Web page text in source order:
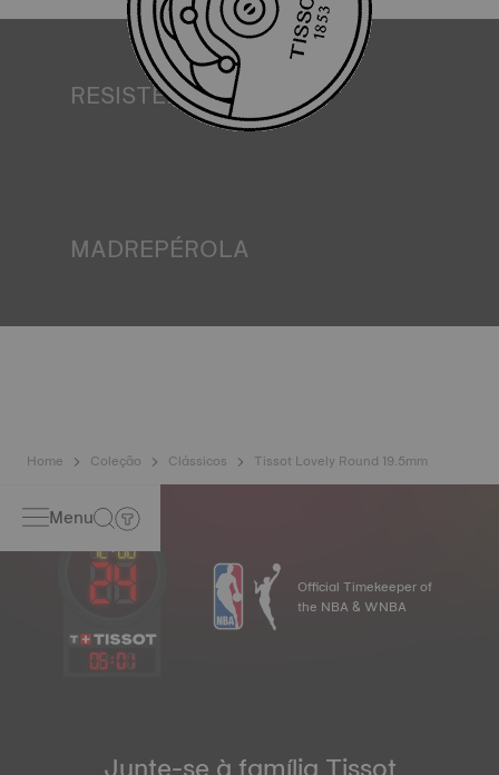
RESISTÊNCIA À ÁGUA
Todas as caixas de relógio Tissot são submetidas a vários
MADREPÉROLA
Home Coleção Clássicos Tissot Lovely Round 19.5mm
Menu
05:01
Official Timekeeper of
the NBA & WNBA